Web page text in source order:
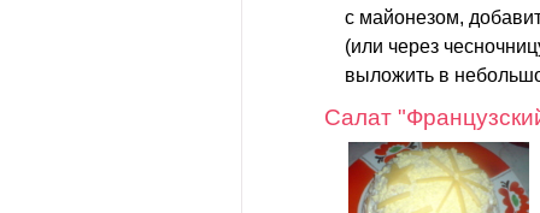
с майонезом,
(или через
выложить в
Салат